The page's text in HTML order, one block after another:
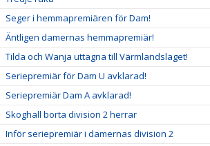
Seger i hemmapremiären för Dam!
Äntligen damernas hemmapremiär!
Tilda och Wanja uttagna till Värmlandslaget!
Seriepremiär för Dam U avklarad!
Seriepremiär Dam A avklarad!
Skoghall borta division 2 herrar
Inför seriepremiär i damernas division 2